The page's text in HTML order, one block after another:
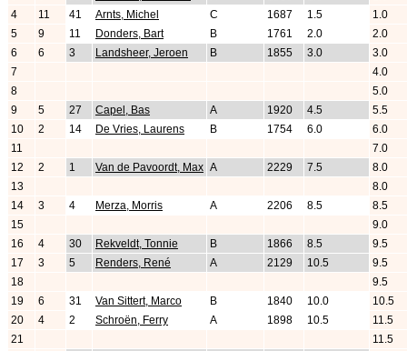
4
11 41 Arnts, Michel C 1687 1.5
1.0
5
9 11 Donders, Bart B 1761 2.0
2.0
6
6 3 Landsheer, Jeroen B 1855 3.0
3.0
7
4.0
8
5.0
9
5 27 Capel, Bas A 1920 4.5
5.5
10
2 14 De Vries, Laurens B 1754 6.0
6.0
11
7.0
12
2 1 Van de Pavoordt, Max A 2229 7.5
8.0
13
8.0
14
3 4 Merza, Morris A 2206 8.5
8.5
15
9.0
16
4 30 Rekveldt, Tonnie B 1866 8.5
9.5
17
3 5 Renders, René A 2129 10.5
9.5
18
9.5
19
6 31 Van Sittert, Marco B 1840 10.0
10.5
20
4 2 Schroën, Ferry A 1898 10.5
11.5
21
11.5